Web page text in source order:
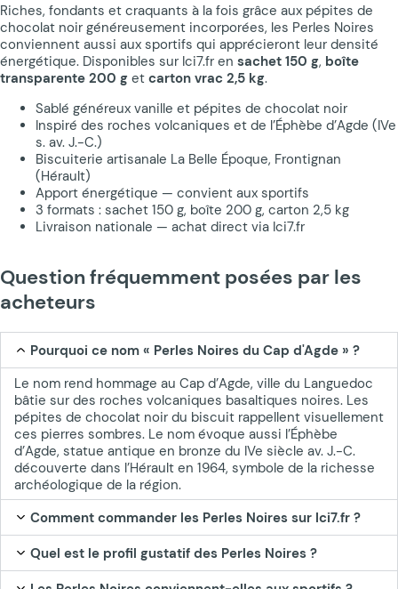
Riches, fondants et craquants à la fois grâce aux pépites de
chocolat noir généreusement incorporées, les Perles Noires
conviennent aussi aux sportifs qui apprécieront leur densité
énergétique. Disponibles sur Ici7.fr en sachet 150 g, boîte
transparente 200 g et carton vrac 2,5 kg.
Sablé généreux vanille et pépites de chocolat noir
Inspiré des roches volcaniques et de l’Éphèbe d’Agde (IVe
s. av. J.-C.)
Biscuiterie artisanale La Belle Époque, Frontignan
(Hérault)
Apport énergétique — convient aux sportifs
3 formats : sachet 150 g, boîte 200 g, carton 2,5 kg
Livraison nationale — achat direct via Ici7.fr
Question fréquemment posées par les
acheteurs
Pourquoi ce nom « Perles Noires du Cap d'Agde » ?
Le nom rend hommage au Cap d’Agde, ville du Languedoc
bâtie sur des roches volcaniques basaltiques noires. Les
pépites de chocolat noir du biscuit rappellent visuellement
ces pierres sombres. Le nom évoque aussi l’Éphèbe
d’Agde, statue antique en bronze du IVe siècle av. J.-C.
découverte dans l’Hérault en 1964, symbole de la richesse
archéologique de la région.
Comment commander les Perles Noires sur Ici7.fr ?
Quel est le profil gustatif des Perles Noires ?